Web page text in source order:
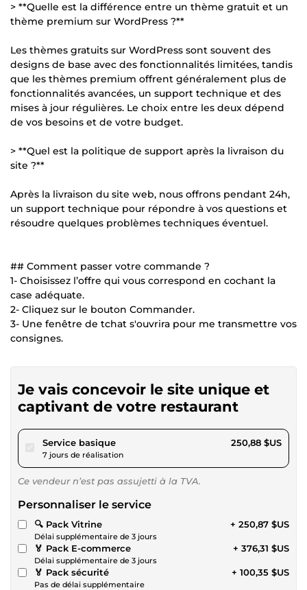
> **Quelle est la différence entre un thème gratuit et un
thème premium sur WordPress ?**
Les thèmes gratuits sur WordPress sont souvent des
designs de base avec des fonctionnalités limitées, tandis
que les thèmes premium offrent généralement plus de
fonctionnalités avancées, un support technique et des
mises à jour régulières. Le choix entre les deux dépend
de vos besoins et de votre budget.
> **Quel est la politique de support après la livraison du
site ?**
Après la livraison du site web, nous offrons pendant 24h,
un support technique pour répondre à vos questions et
résoudre quelques problèmes techniques éventuel.
## Comment passer votre commande ?
1- Choisissez l’offre qui vous correspond en cochant la
case adéquate.
2- Cliquez sur le bouton Commander.
3- Une fenêtre de tchat s'ouvrira pour me transmettre vos
consignes.
Je vais concevoir le site unique et
captivant de votre restaurant
Service basiquepour 231,22 $US
7 jours de réalisation
250,88 $US
Ce vendeur n’est pas assujetti à la TVA.
Personnaliser le service
🔍 Pack Vitrine
Délai supplémentaire de 3 jours
+ 250,87 $US
🏅 Pack E-commerce
Délai supplémentaire de 3 jours
+ 376,31 $US
🏅 Pack sécurité
Pas de délai supplémentaire
+ 100,35 $US